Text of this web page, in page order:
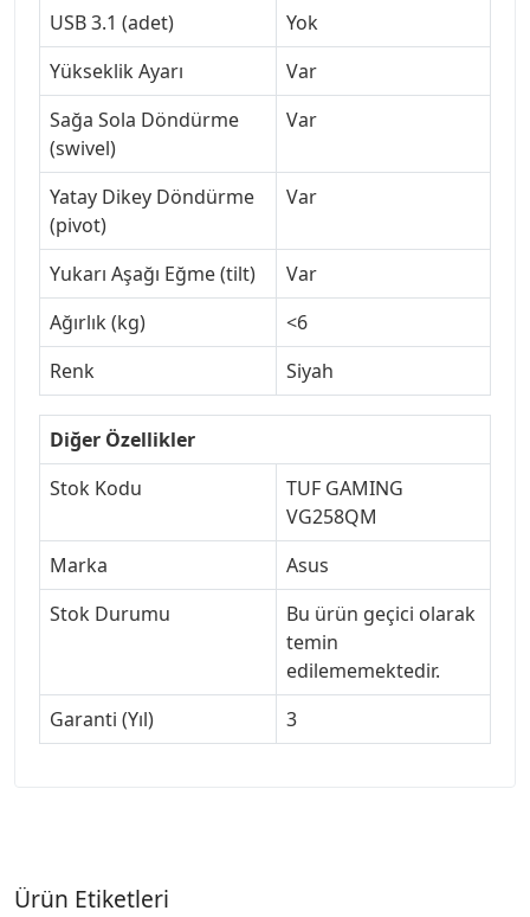
USB 3.1 (adet)
Yok
Yükseklik Ayarı
Var
Sağa Sola Döndürme
(swivel)
Var
Yatay Dikey Döndürme
(pivot)
Var
Yukarı Aşağı Eğme (tilt)
Var
Ağırlık (kg)
<6
Renk
Siyah
Diğer Özellikler
Stok Kodu
TUF GAMING
VG258QM
Marka
Asus
Stok Durumu
Bu ürün geçici olarak
temin
edilememektedir.
Garanti (Yıl)
3
Ürün Etiketleri